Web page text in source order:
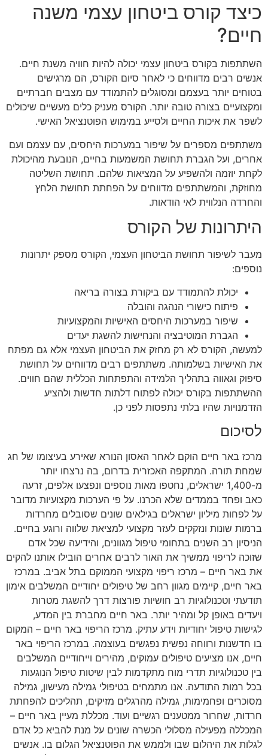
כיצד קורס ביטחון עצמי משנה
חיים?
השתתפות בקורס ביטחון עצמי יכולה להיות חוויה משנת חיים.
אנשים רבים מדווחים כי לאחר סיום הקורס, הם מרגישים
בטוחים יותר בעצמם ומסוגלים להתמודד עם מצבים חברתיים
ומקצועיים בצורה טובה יותר. הקורס מעניק כלים מעשיים שיכולים
לשפר את איכות החיים ולסייע במימוש הפוטנציאל האישי.
משתתפים מספרים על שיפור במערכות היחסים, עם עצמם ועם
אחרים, ועל הגברת תחושת המשמעות בחיים, הנובעת מהיכולת
לקחת יוזמה ולהשפיע על המציאות שלהם. תחושת השליטה
מחוזקת, והמשתתפים מדווחים על הפחתת תחושת הלחץ
והחרדה הנלווית לאי הודאות.
היתרונות של הקורס
מעבר לשיפור תחושת הביטחון העצמי, הקורס מספק יתרונות
נוספים:
יכולת להתמודד עם ביקורת בצורה בריאה
פיתוח כישורי הנהגה והובלה
שיפור במערכות היחסים האישיות והמקצועיות
הגברת המוטיבציה והנחישות להשגת יעדים
למעשה, הקורס לא רק מחזק את הביטחון העצמי אלא גם מפתח
את האישיות בשלמותה. משתתפים רבים מדווחים על תחושת
סיפוק וגאווה בתהליך הלמידה והתפתחות הכללית שהם חווים.
ההשתתפות בקורס יכולה לפתוח דלתות חדשות ולהציע
הזדמנויות שהיו בלתי נתפסות לפני כן.
לסיכום
מרכז באר חיים הוקם לאחר האסון הנורא שאירע בעיצומו של חג
שמחת תורה. המתקפה האכזרית בדרום, בה נרצחו יותר
מ-1,400 ישראלים, נחטפו מאות נוספים ונפצעו אלפים, זרעה
כאב ופחד בממדים שלא הכרנו. על פי הערכות מקצועיות מדובר
על לפחות מיליון ישראלים בגילאים שונים שסובלים מחרדות
ברמות שונות ונזקקים לעזר מקצועי למציאת שלווה ורוגע בחיים.
הניסיון רב השנים בתחומי טיפול מגוונים, והידיעה שכל אדם
שזוכה לריפוי ממשיך את האור לרבים אחרים הובילו אותנו להקים
את באר חיים – מרכז ריפוי מקצועי הממוקם בתל אביב. במרכז
באר חיים, קיימים מגוון רחב של טיפולים יחודיים המשלבים אימון
תודעתי וטכנולוגיות רב חושיות פורצות דרך להשגת מטרות
ויעדים באופן קל ומהיר יותר. באר חיים מחברת בין המדע,
לגישות טיפול יחודיות וידע עתיק. מרכז הריפוי באר חיים – המקום
בו חדשנות ורווחה נפשית נפגשים בעוצמה. במרכז הריפוי באר
חיים, אנו מציעים טיפולים עמוקים, מהירים וייחודיים המשלבים
בין טכנולוגיות תדרי מוח מתקדמות לבין שיטות טיפול הנוגעות
בכל רמות התודעה. אנו מתמחים בטיפולי גמילה מעישון, גמילה
מסוכרים ופחמימות, גמילה מהרגלים מזיקים, תהליכים להפחתת
חרדות, שחרור ממטענים רגשיים ועוד. מכללת מעיין באר חיים –
המכללה מפעילה מסלולי הכשרה שונים על מנת להביא כל אדם
לגלות את היהלום שבו ולממש את הפוטנציאל הגלום בו. אנשים